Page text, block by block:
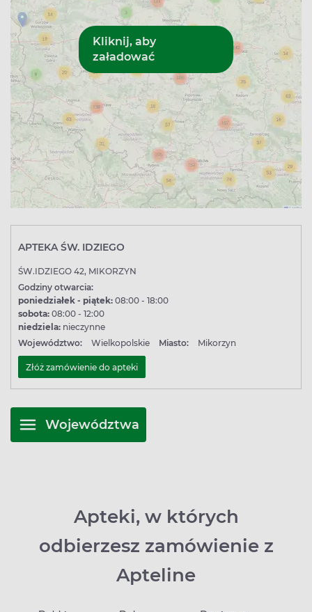
APTEKA ŚW. IDZIEGO
ŚW.IDZIEGO 42, MIKORZYN
Godziny otwarcia:
poniedziałek - piątek: 08:00 - 18:00
sobota: 08:00 - 12:00
niedziela: nieczynne
Województwo:
Wielkopolskie Miasto: Mikorzyn
Złóż zamówienie do apteki
Województwa
Apteki, w których
odbierzesz zamówienie z
Apteline